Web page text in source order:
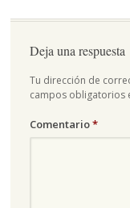
Deja una respuesta
Tu dirección de
campos obligatorios
Comentario*